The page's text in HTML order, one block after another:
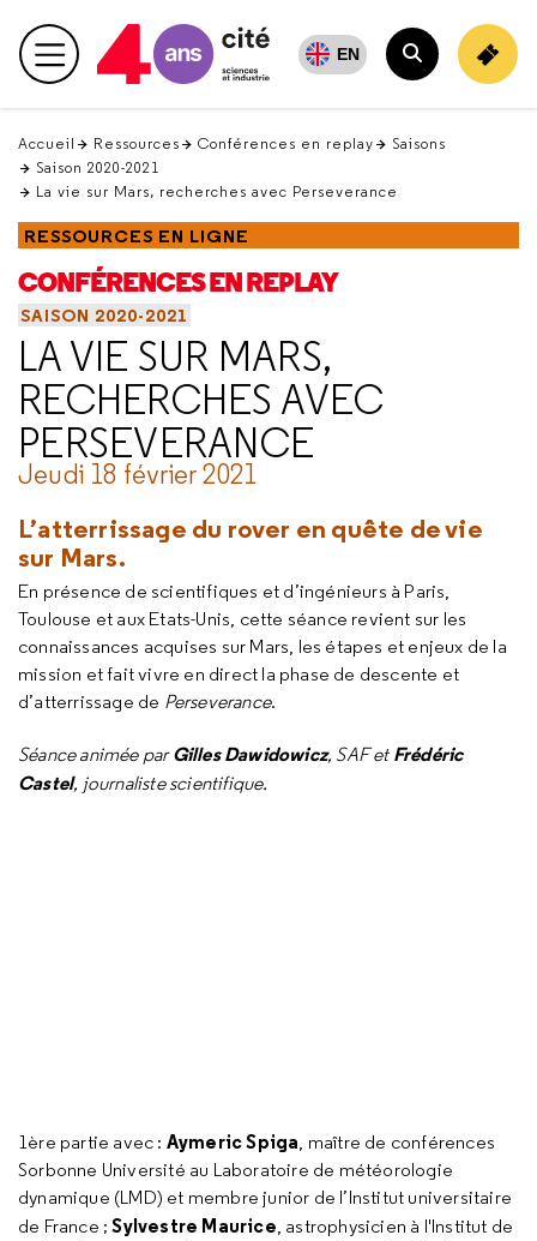
en
haut Menu principal EN
Rechercher
Accueil Ressources Conférences en replay
Saisons
Saison 2020-2021
La vie sur Mars, recherches avec Perseverance
RESSOURCES EN LIGNE
CONFÉRENCES EN REPLAY
SAISON 2020-2021
LA VIE SUR MARS,
RECHERCHES AVEC
PERSEVERANCE
Jeudi 18 février 2021
L’atterrissage du rover en quête de vie
sur Mars.
En présence de scientifiques et d’ingénieurs à Paris,
Toulouse et aux Etats-Unis, cette séance revient sur les
connaissances acquises sur Mars, les étapes et enjeux de la
mission et fait vivre en direct la phase de descente et
d’atterrissage de Perseverance.
Séance animée parGilles Dawidowicz, SAF et Frédéric
Castel, journaliste scientifique.
1ère partie avec : Aymeric Spiga, maître de conférences
Sorbonne Université au Laboratoire de météorologie
dynamique (LMD) et membre junior de l’Institut universitaire
de France ;Sylvestre Maurice, astrophysicien à l'Institut de